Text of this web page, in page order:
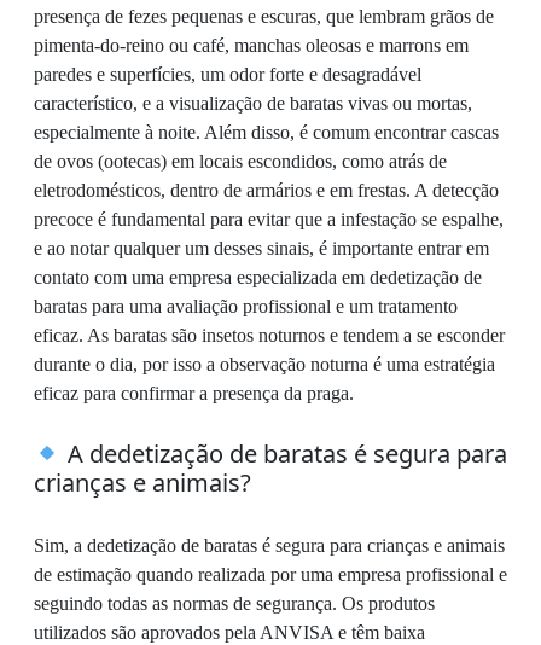
presença de fezes pequenas e escuras, que lembram grãos de
pimenta-do-reino ou café, manchas oleosas e marrons em
paredes e superfícies, um odor forte e desagradável
característico, e a visualização de baratas vivas ou mortas,
especialmente à noite. Além disso, é comum encontrar cascas
de ovos (ootecas) em locais escondidos, como atrás de
eletrodomésticos, dentro de armários e em frestas. A detecção
precoce é fundamental para evitar que a infestação se espalhe,
e ao notar qualquer um desses sinais, é importante entrar em
contato com uma empresa especializada em dedetização de
baratas para uma avaliação profissional e um tratamento
eficaz. As baratas são insetos noturnos e tendem a se esconder
durante o dia, por isso a observação noturna é uma estratégia
eficaz para confirmar a presença da praga.
A dedetização de baratas é segura para
crianças e animais?
Sim, a dedetização de baratas é segura para crianças e animais
de estimação quando realizada por uma empresa profissional e
seguindo todas as normas de segurança. Os produtos
utilizados são aprovados pela ANVISA e têm baixa